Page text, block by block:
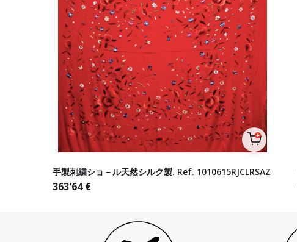
手製刺繍ショ－ル天然シルク製. Ref. 1010615RJCLRSAZ
363'64€